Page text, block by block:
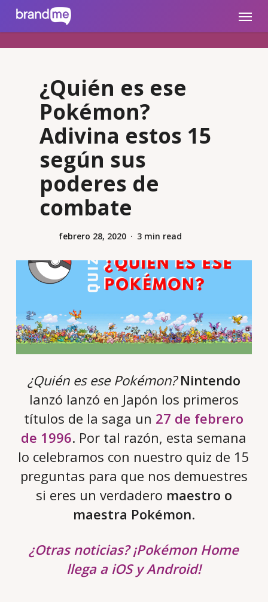
brandme.la Menu
¿Quién es ese
Pokémon?
Adivina estos 15
según sus
poderes de
combate
febrero 28, 2020 3 min read
¿Quién es ese Pokémon? Nintendo
lanzó lanzó en Japón los primeros
títulos de la saga un 27 de febrero
de 1996. Por tal razón, esta semana
lo celebramos con nuestro quiz de 15
preguntas para que nos demuestres
si eres un verdadero maestro o
maestra Pokémon.
¿Otras noticias? ¡Pokémon Home
llega a iOS y Android!